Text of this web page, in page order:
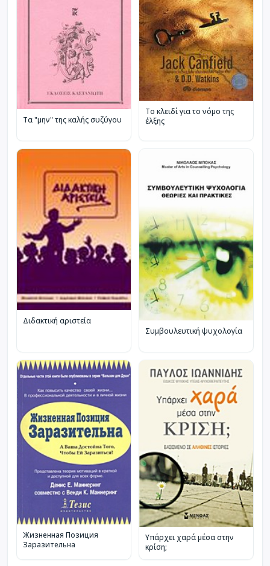
Τα "μην" της καλής συζύγου
Το κλειδί για το νόμο της
έλξης
Διδακτική αριστεία
Συμβουλευτική ψυχολογία
Жизненная Позиция
Заразительна
Υπάρχει χαρά μέσα στην
κρίση;